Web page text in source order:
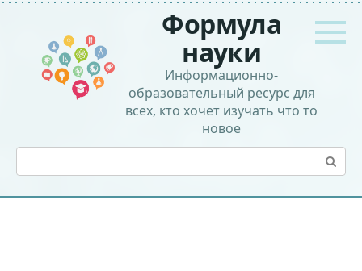
Перейти
контенту
Формула
науки
Информационно-
образовательный ресурс для
всех, кто хочет изучать что то
новое
Поиск: